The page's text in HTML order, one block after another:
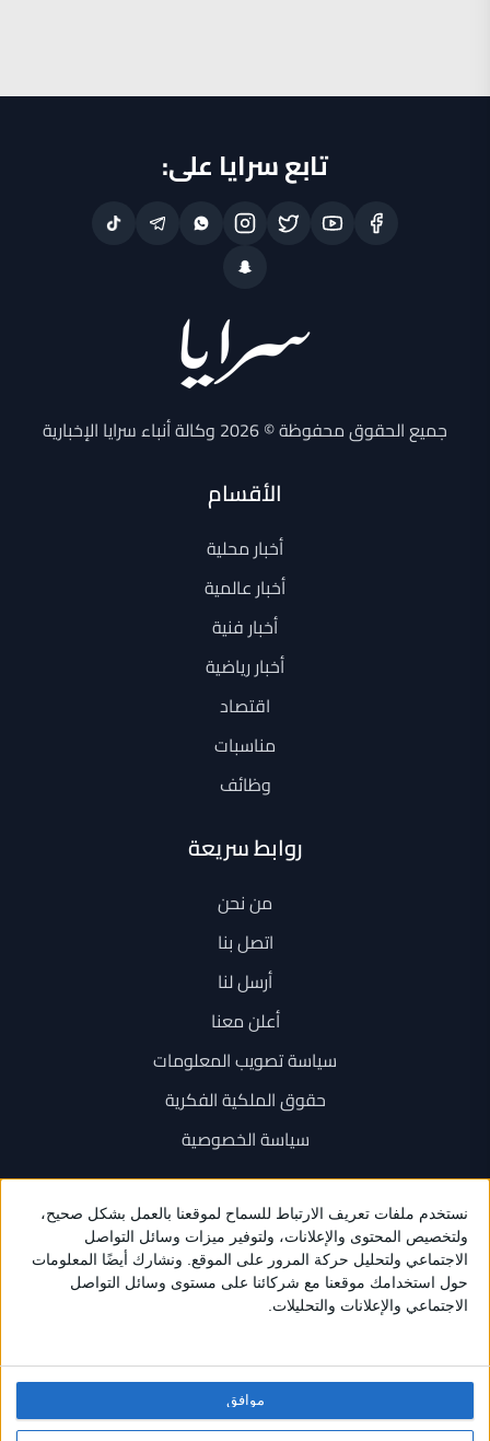
موافق
تابع سرايا على:
جميع الحقوق محفوظة © 2026 وكالة أنباء سرايا الإخبارية
الأقسام
أخبار محلية
أخبار عالمية
أخبار فنية
أخبار رياضية
اقتصاد
مناسبات
وظائف
روابط سريعة
من نحن
اتصل بنا
أرسل لنا
أعلن معنا
سياسة تصويب المعلومات
حقوق الملكية الفكرية
سياسة الخصوصية
اتصل بنا
+962 6 534 1777
+962 79 202 7000